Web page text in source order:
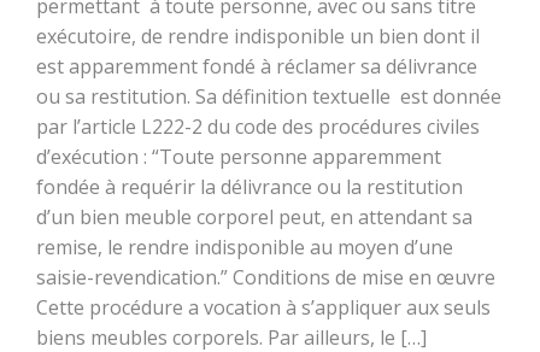
permettant à toute personne, avec ou sans titre
exécutoire, de rendre indisponible un bien dont il
est apparemment fondé à réclamer sa délivrance
ou sa restitution. Sa définition textuelle est donnée
par l’article L222-2 du code des procédures civiles
d’exécution : “Toute personne apparemment
fondée à requérir la délivrance ou la restitution
d’un bien meuble corporel peut, en attendant sa
remise, le rendre indisponible au moyen d’une
saisie-revendication.” Conditions de mise en œuvre
Cette procédure a vocation à s’appliquer aux seuls
biens meubles corporels. Par ailleurs, le […]